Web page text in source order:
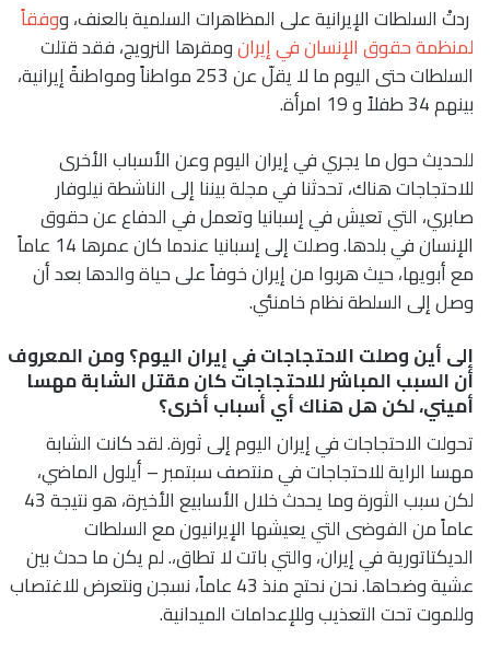
ردتْ السلطات الإيرانية على المظاهرات السلمية بالعنف، ووفقاً
لمنظمة حقوق الإنسان في إيرانومقرها النرويج، فقد قتلت
السلطات حتى اليوم ما لا يقلّ عن 253 مواطناً ومواطنةً إيرانية،
بينهم 34 طفلاً و 19 امرأة.
للحديث حول ما يجري في إيران اليوم وعن الأسباب الأخرى
للاحتجاجات هناك، تحدثنا في مجلة بيننا إلى الناشطة نيلوفار
صابري، التي تعيش في إسبانيا وتعمل في الدفاع عن حقوق
الإنسان في بلدها. وصلت إلى إسبانيا عندما كان عمرها 14 عاماً
مع أبويها، حيث هربوا من إيران خوفاً على حياة والدها بعد أن
وصل إلى السلطة نظام خامنئي.
إلى أين وصلت الاحتجاجات في إيران اليوم؟ ومن المعروف
أن السبب المباشر للاحتجاجات كان مقتل الشابة مهسا
أميني، لكن هل هناك أي أسباب أخرى؟
تحولت الاحتجاجات في إيران اليوم إلى ثورة. لقد كانت الشابة
مهسا الراية للاحتجاجات في منتصف سبتمبر – أيلول الماضي،
لكن سبب الثورة وما يحدث خلال الأسابيع الأخيرة، هو نتيجة 43
عاماً من الفوضى التي يعيشها الإيرانيون مع السلطات
الديكتاتورية في إيران، والتي باتت لا تطاق،. لم يكن ما حدث بين
عشية وضحاها. نحن نحتج منذ 43 عاماً، نسجن ونتعرض للاغتصاب
وللموت تحت التعذيب وللإعدامات الميدانية.